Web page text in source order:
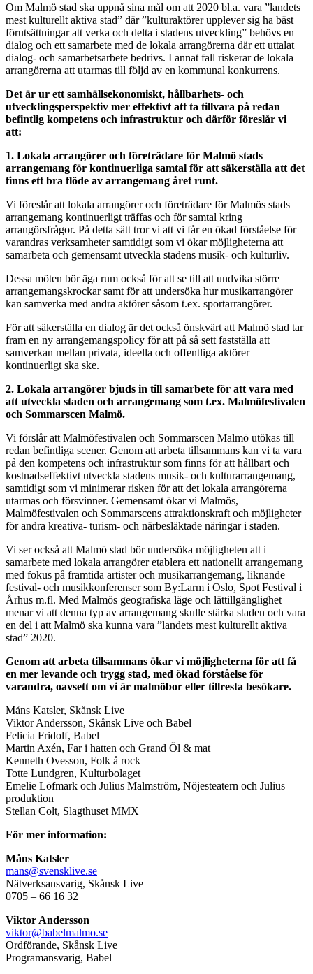
Om Malmö stad ska uppnå sina mål om att 2020 bl.a. vara ”landets
mest kulturellt aktiva stad” där ”kulturaktörer upplever sig ha bäst
förutsättningar att verka och delta i stadens utveckling” behövs en
dialog och ett samarbete med de lokala arrangörerna där ett uttalat
dialog- och samarbetsarbete bedrivs. I annat fall riskerar de lokala
arrangörerna att utarmas till följd av en kommunal konkurrens.
Det är ur ett samhällsekonomiskt, hållbarhets- och
utvecklingsperspektiv mer effektivt att ta tillvara på redan
befintlig kompetens och infrastruktur och därför föreslår vi
att:
1. Lokala arrangörer och företrädare för Malmö stads
arrangemang för kontinuerliga samtal för att säkerställa att det
finns ett bra flöde av arrangemang året runt.
Vi föreslår att lokala arrangörer och företrädare för Malmös stads
arrangemang kontinuerligt träffas och för samtal kring
arrangörsfrågor. På detta sätt tror vi att vi får en ökad förståelse för
varandras verksamheter samtidigt som vi ökar möjligheterna att
samarbeta och gemensamt utveckla stadens musik- och kulturliv.
Dessa möten bör äga rum också för att se till att undvika större
arrangemangskrockar samt för att undersöka hur musikarrangörer
kan samverka med andra aktörer såsom t.ex. sportarrangörer.
För att säkerställa en dialog är det också önskvärt att Malmö stad tar
fram en ny arrangemangspolicy för att på så sett fastställa att
samverkan mellan privata, ideella och offentliga aktörer
kontinuerligt ska ske.
2. Lokala arrangörer bjuds in till samarbete för att vara med
att utveckla staden och arrangemang som t.ex. Malmöfestivalen
och Sommarscen Malmö.
Vi förslår att Malmöfestivalen och Sommarscen Malmö utökas till
redan befintliga scener. Genom att arbeta tillsammans kan vi ta vara
på den kompetens och infrastruktur som finns för att hållbart och
kostnadseffektivt utveckla stadens musik- och kulturarrangemang,
samtidigt som vi minimerar risken för att det lokala arrangörerna
utarmas och försvinner. Gemensamt ökar vi Malmös,
Malmöfestivalen och Sommarscens attraktionskraft och möjligheter
för andra kreativa- turism- och närbesläktade näringar i staden.
Vi ser också att Malmö stad bör undersöka möjligheten att i
samarbete med lokala arrangörer etablera ett nationellt arrangemang
med fokus på framtida artister och musikarrangemang, liknande
festival- och musikkonferenser som By:Larm i Oslo, Spot Festival i
Århus m.fl. Med Malmös geografiska läge och lättillgänglighet
menar vi att denna typ av arrangemang skulle stärka staden och vara
en del i att Malmö ska kunna vara ”landets mest kulturellt aktiva
stad” 2020.
Genom att arbeta tillsammans ökar vi möjligheterna för att få
en mer levande och trygg stad, med ökad förståelse för
varandra, oavsett om vi är malmöbor eller tillresta besökare.
Måns Katsler, Skånsk Live
Viktor Andersson, Skånsk Live och Babel
Felicia Fridolf, Babel
Martin Axén, Far i hatten och Grand Öl & mat
Kenneth Ovesson, Folk å rock
Totte Lundgren, Kulturbolaget
Emelie Löfmark och Julius Malmström, Nöjesteatern och Julius
produktion
Stellan Colt, Slagthuset MMX
För mer information:
Måns Katsler
mans@svensklive.se
Nätverksansvarig, Skånsk Live
0705 – 66 16 32
Viktor Andersson
viktor@babelmalmo.se
Ordförande, Skånsk Live
Programansvarig, Babel